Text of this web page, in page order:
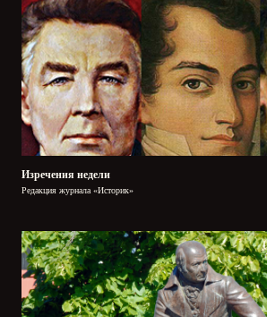
Изречения недели
Редакция журнала «Историк»